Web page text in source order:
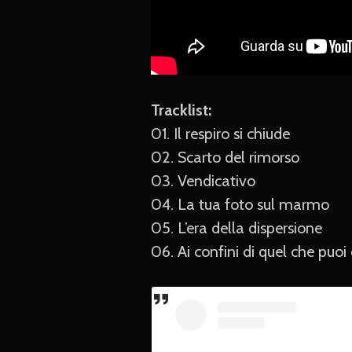
Tracklist:
01. Il respiro si chiude
02. Scarto del rimorso
03. Vendicativo
04. La tua foto sul marmo
05. L’era della dispersione
06. Ai confini di quel che puoi